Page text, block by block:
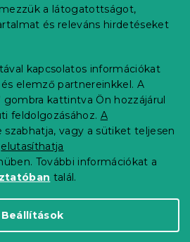
a látogatottságot,
és releváns hirdetéseket
kapcsolatos információkat
elemző partnereinkkel. A
gombra kattintva Ön hozzájárul
feldolgozásához. A
szabhatja, vagy a sütiket teljesen
elutasíthatja
További információkat a
talál.
Beállítások
feltételek